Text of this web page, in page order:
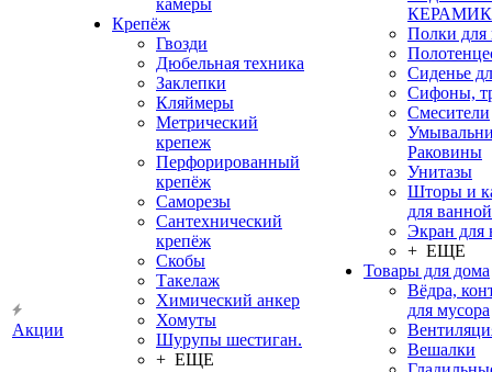
Акции
камеры
Крепёж
Гвозди
Дюбельная техника
Заклепки
Кляймеры
Метрический
крепеж
Перфорированный
крепёж
Саморезы
Сантехнический
крепёж
Скобы
Такелаж
Химический анкер
Хомуты
Шурупы шестиган.
+ ЕЩЕ
Полки для
Сиденье
Сифоны,
Смесители
Раковины
Унитазы
Шторы и
для ванной
Экран для
+ ЕЩЕ
Товары для дома
Вёдра,
для мусора
Вешалки